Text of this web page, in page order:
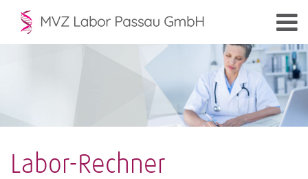
Labor-Rechner